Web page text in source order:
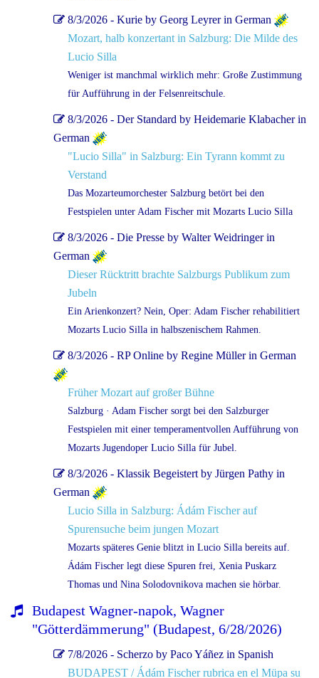
8/3/2026 - Kurie by Georg Leyrer in German
Mozart, halb konzertant in Salzburg: Die Milde des
Lucio Silla
Weniger ist manchmal wirklich mehr: Große Zustimmung
für Aufführung in der Felsenreitschule.
8/3/2026 - Der Standard by Heidemarie Klabacher in
German
"Lucio Silla" in Salzburg: Ein Tyrann kommt zu
Verstand
Das Mozarteumorchester Salzburg betört bei den
Festspielen unter Adam Fischer mit Mozarts Lucio Silla
8/3/2026 - Die Presse by Walter Weidringer in
German
Dieser Rücktritt brachte Salzburgs Publikum zum
Jubeln
Ein Arienkonzert? Nein, Oper: Adam Fischer rehabilitiert
Mozarts Lucio Silla in halbszenischem Rahmen.
8/3/2026 - RP Online by Regine Müller in German
Früher Mozart auf großer Bühne
Salzburg · Adam Fischer sorgt bei den Salzburger
Festspielen mit einer temperamentvollen Aufführung von
Mozarts Jugendoper Lucio Silla für Jubel.
8/3/2026 - Klassik Begeistert by Jürgen Pathy in
German
Lucio Silla in Salzburg: Ádám Fischer auf
Spurensuche beim jungen Mozart
Mozarts späteres Genie blitzt in Lucio Silla bereits auf.
Ádám Fischer legt diese Spuren frei, Xenia Puskarz
Thomas und Nina Solodovnikova machen sie hörbar.
Budapest Wagner-napok, Wagner
"Götterdämmerung" (Budapest, 6/28/2026)
7/8/2026 - Scherzo by Paco Yáñez in Spanish
BUDAPEST / Ádám Fischer rubrica en el Müpa su